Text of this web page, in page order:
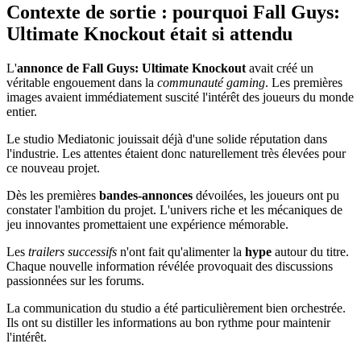
Contexte de sortie : pourquoi Fall Guys:
Ultimate Knockout était si attendu
L'annonce de Fall Guys: Ultimate Knockout avait créé un
véritable engouement dans la communauté gaming. Les premières
images avaient immédiatement suscité l'intérêt des joueurs du monde
entier.
Le studio Mediatonic jouissait déjà d'une solide réputation dans
l'industrie. Les attentes étaient donc naturellement très élevées pour
ce nouveau projet.
Dès les premières bandes-annonces dévoilées, les joueurs ont pu
constater l'ambition du projet. L'univers riche et les mécaniques de
jeu innovantes promettaient une expérience mémorable.
Les trailers successifs n'ont fait qu'alimenter la hype autour du titre.
Chaque nouvelle information révélée provoquait des discussions
passionnées sur les forums.
La communication du studio a été particulièrement bien orchestrée.
Ils ont su distiller les informations au bon rythme pour maintenir
l'intérêt.